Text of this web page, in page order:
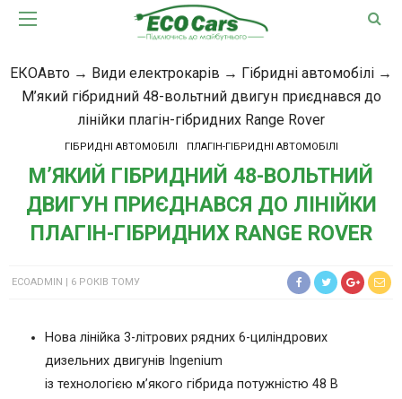
ЕКОАвто → Види електрокарів → Гібридні автомобілі →
М’який гібридний 48-вольтний двигун приєднався до
лінійки плагін-гібридних Range Rover
ГІБРИДНІ АВТОМОБІЛІ ПЛАГІН-ГІБРИДНІ АВТОМОБІЛІ
М’ЯКИЙ ГІБРИДНИЙ 48-ВОЛЬТНИЙ
ДВИГУН ПРИЄДНАВСЯ ДО ЛІНІЙКИ
ПЛАГІН-ГІБРИДНИХ RANGE ROVER
ECOADMIN 6 РОКІВ ТОМУ
Нова лінійка 3-літрових рядних 6-циліндрових
дизельних двигунів Ingenium
із технологією м’якого гібрида потужністю 48 В